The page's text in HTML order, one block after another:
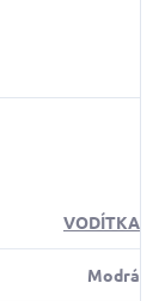
VODÍTKA
Modrá